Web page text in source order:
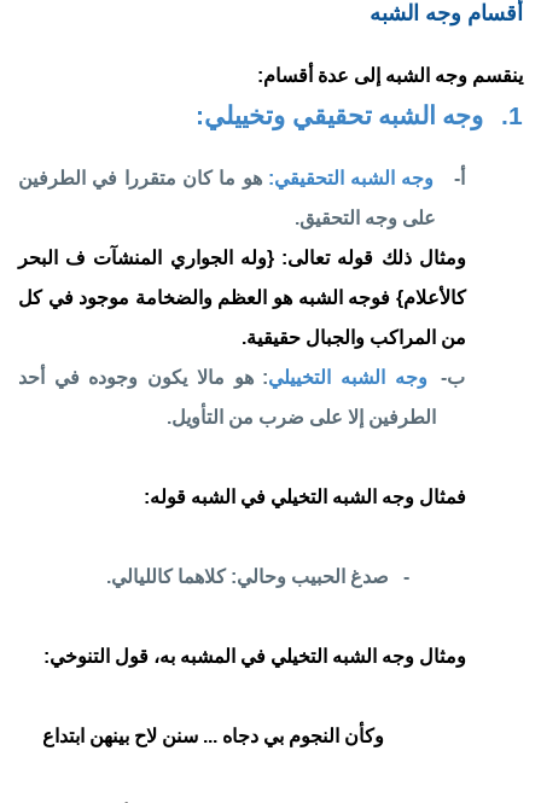
أقسام وجه الشبه
ينقسم وجه الشبه إلى عدة أقسام:
1. وجه الشبه تحقيقي وتخييلي:
أ‌- وجه الشبه التحقيقي: هو ما كان متقررا في الطرفين
على وجه التحقيق.
ومثال ذلك قوله تعالى: {وله الجواري المنشآت ف البحر
كالأعلام} فوجه الشبه هو العظم والضخامة موجود في كل
من المراكب والجبال حقيقية.
ب‌-
وجه الشبه التخييلي: هو مالا يكون وجوده في أحد
الطرفين إلا على ضرب من التأويل.
فمثال وجه الشبه التخيلي في الشبه قوله:
- صدغ الحبيب وحالي: كلاهما كالليالي.
ومثال وجه الشبه التخيلي في المشبه به، قول التنوخي:
وكأن النجوم بي دجاه ... سنن لاح بينهن ابتداع